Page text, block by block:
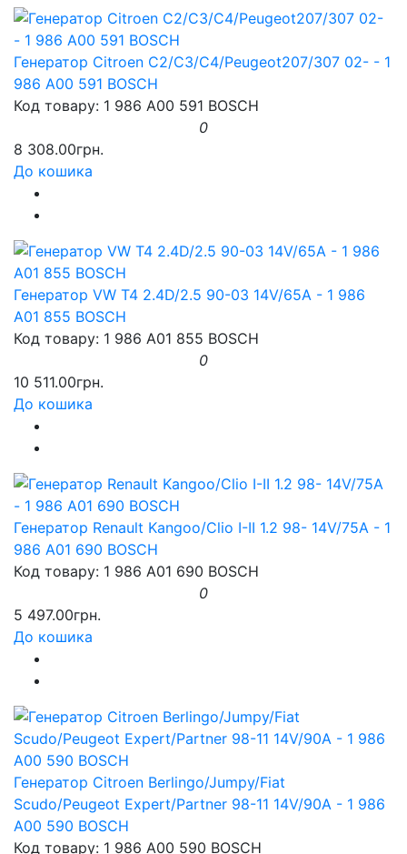
Генератор Citroen C2/C3/C4/Peugeot207/307 02- - 1
986 A00 591 BOSCH
Код товару: 1 986 A00 591 BOSCH
0
8 308.00грн.
До кошика
Генератор VW T4 2.4D/2.5 90-03 14V/65A - 1 986
A01 855 BOSCH
Код товару: 1 986 A01 855 BOSCH
0
10 511.00грн.
До кошика
Генератор Renault Kangoo/Clio I-II 1.2 98- 14V/75A - 1
986 A01 690 BOSCH
Код товару: 1 986 A01 690 BOSCH
0
5 497.00грн.
До кошика
Генератор Citroen Berlingo/Jumpy/Fiat
Scudo/Peugeot Expert/Partner 98-11 14V/90A - 1 986
A00 590 BOSCH
Код товару: 1 986 A00 590 BOSCH